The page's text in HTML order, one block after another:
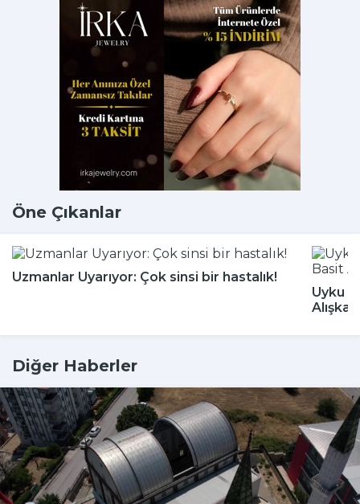
Öne Çıkanlar
Uzmanlar Uyarıyor: Çok sinsi bir hastalık!
Uyku
Diğer Haberler